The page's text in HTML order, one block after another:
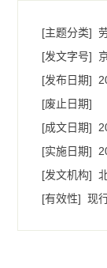
[主题分类]
[发文字号]
[发布日期]
[废止日期]
[成文日期]
[实施日期]
[发文机构]
[有效性] 现